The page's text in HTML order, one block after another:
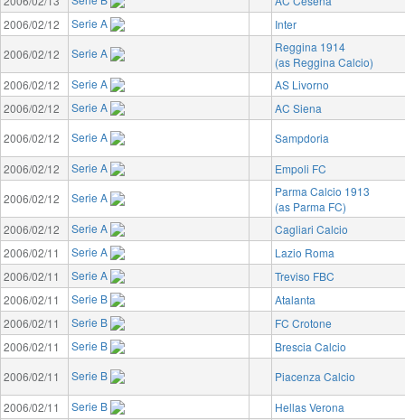
2006/02/12
Serie A
Inter
2006/02/12
Serie A
Reggina 1914
(as Reggina Calcio)
2006/02/12
Serie A
AS Livorno
2006/02/12
Serie A
AC Siena
2006/02/12
Serie A
Sampdoria
2006/02/12
Serie A
Empoli FC
2006/02/12
Serie A
Parma Calcio 1913
(as Parma FC)
2006/02/12
Serie A
Cagliari Calcio
2006/02/11
Serie A
Lazio Roma
2006/02/11
Serie A
Treviso FBC
2006/02/11
Serie B
Atalanta
2006/02/11
Serie B
FC Crotone
2006/02/11
Serie B
Brescia Calcio
2006/02/11
Serie B
Piacenza Calcio
2006/02/11
Serie B
Hellas Verona